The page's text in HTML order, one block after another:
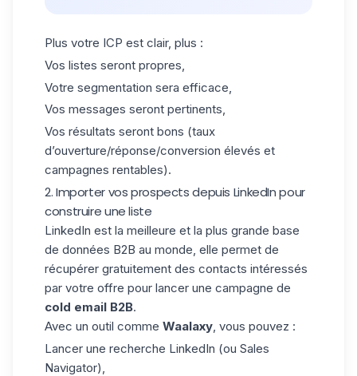
Plus votre ICP est clair, plus :
Vos listes seront propres,
Votre segmentation sera efficace,
Vos messages seront pertinents,
Vos résultats seront bons (taux
d’ouverture/réponse/conversion élevés et
campagnes rentables).
2. Importer vos prospects depuis LinkedIn pour
construire une liste
LinkedIn est la meilleure et la plus grande base
de données B2B au monde, elle permet de
récupérer gratuitement des contacts intéressés
par votre offre pour lancer une campagne de
cold email B2B.
Avec un outil comme Waalaxy, vous pouvez :
Lancer une recherche LinkedIn (ou Sales
Navigator),